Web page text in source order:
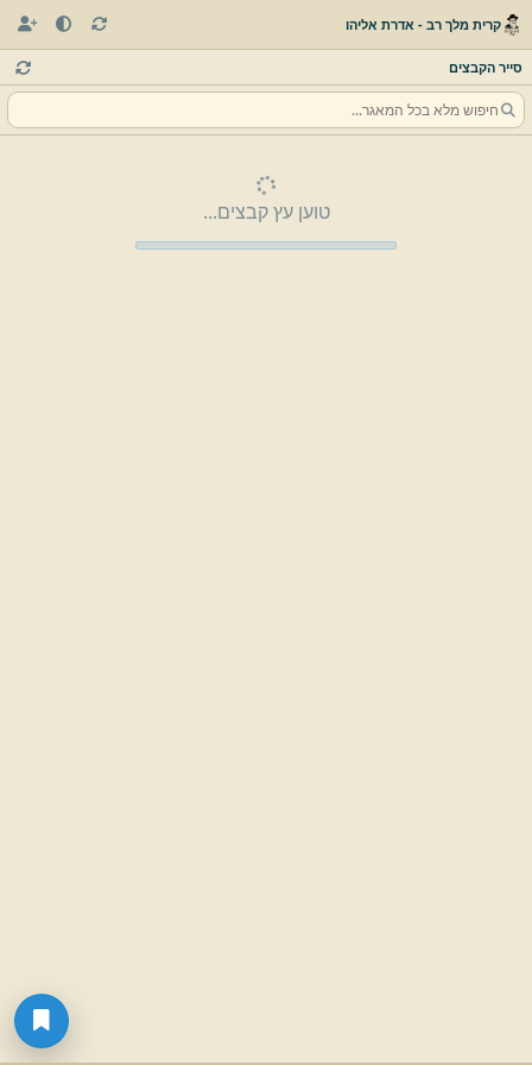
קרית מלך רב - אדרת אליהו
סייר הקבצים
טוען עץ קבצים...